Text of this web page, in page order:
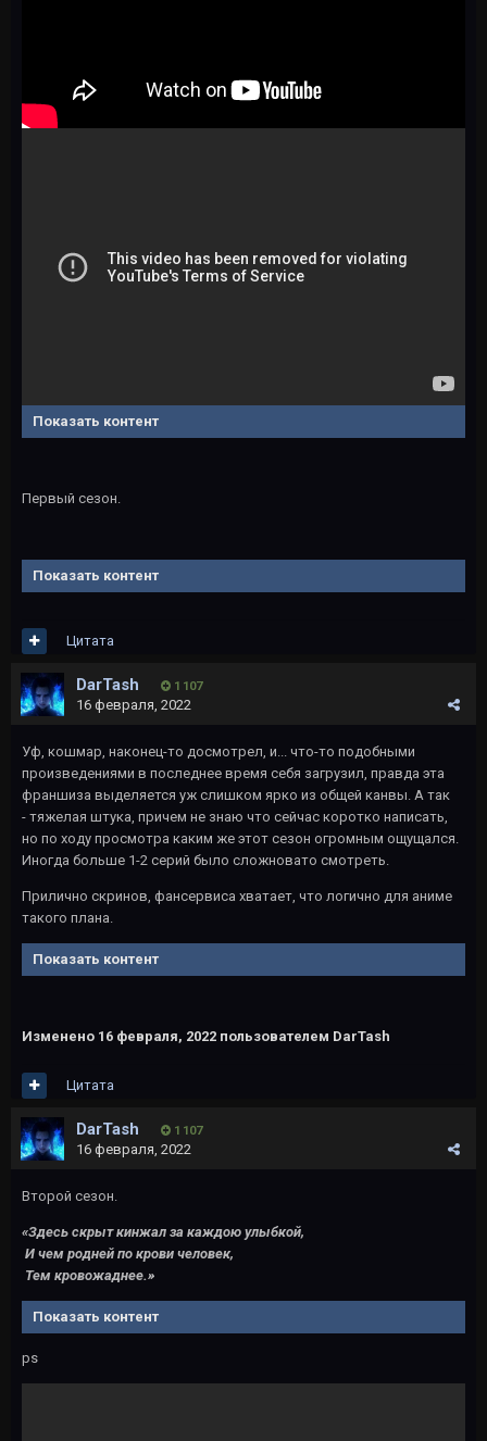
Показать контент
Первый сезон.
Показать контент
Цитата
DarTash 1 107
16 февраля, 2022
Уф, кошмар, наконец-то досмотрел, и... что-то подобными
произведениями в последнее время себя загрузил, правда эта
франшиза выделяется уж слишком ярко из общей канвы. А так
- тяжелая штука, причем не знаю что сейчас коротко написать,
но по ходу просмотра каким же этот сезон огромным ощущался.
Иногда больше 1-2 серий было сложновато смотреть.
Прилично скринов, фансервиса хватает, что логично для аниме
такого плана.
Показать контент
Изменено 16 февраля, 2022 пользователем DarTash
Цитата
DarTash 1 107
16 февраля, 2022
Второй сезон.
«Здесь скрыт кинжал за каждою улыбкой,
И чем родней по крови человек,
Тем кровожаднее.»
Показать контент
ps